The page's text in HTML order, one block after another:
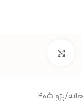
خانه/پژو ۴۰۵